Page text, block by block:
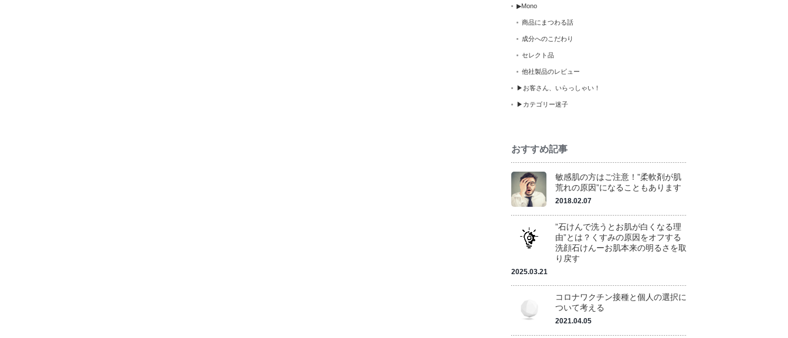
▶Mono
商品にまつわる話
成分へのこだわり
セレクト品
他社製品のレビュー
▶お客さん、いらっしゃい！
▶カテゴリー迷子
おすすめ記事
敏感肌の方はご注意！”柔軟剤が肌
荒れの原因”になることもあります
2018.02.07
”石けんで洗うとお肌が白くなる理
由”とは？くすみの原因をオフする
洗顔石けんーお肌本来の明るさを取
り戻す
2025.03.21
コロナワクチン接種と個人の選択に
ついて考える
2021.04.05